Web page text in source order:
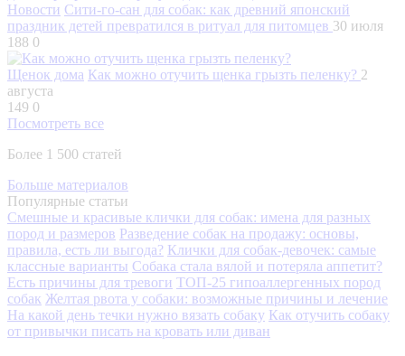
Новости Сити-го-сан для собак: как древний японский
праздник детей превратился в ритуал для питомцев 30 июля
188 0
Щенок дома Как можно отучить щенка грызть пеленку? 2
августа
149 0
Посмотреть все
Более 1 500 статей
Больше материалов
Популярные статьи
Смешные и красивые клички для собак: имена для разных
пород и размеров Разведение собак на продажу: основы,
правила, есть ли выгода? Клички для собак-девочек: самые
классные варианты Собака стала вялой и потеряла аппетит?
Есть причины для тревоги ТОП-25 гипоаллергенных пород
собак Желтая рвота у собаки: возможные причины и лечение
На какой день течки нужно вязать собаку Как отучить собаку
от привычки писать на кровать или диван